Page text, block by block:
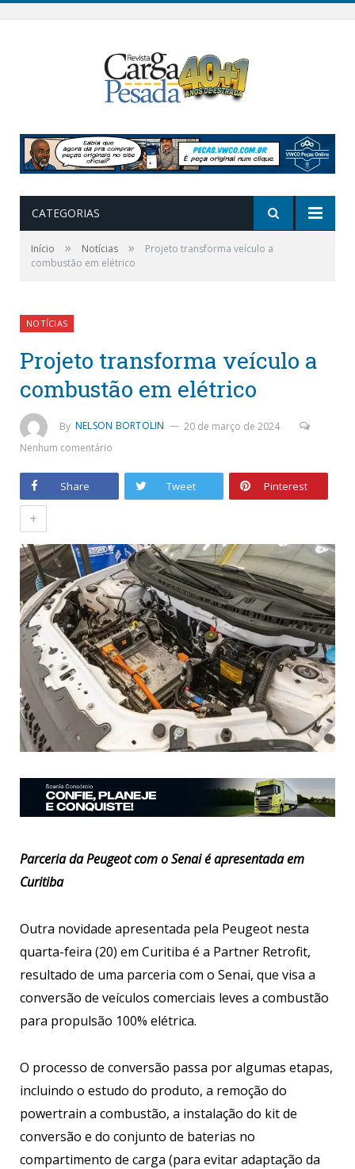
CATEGORIAS
Início » Notícias »
Projeto transforma veículo a
combustão em elétrico
NOTÍCIAS
Projeto transforma veículo a
combustão em elétrico
By NELSON BORTOLIN
20 de março de 2024
Nenhum comentário
Share Tweet Pinterest
+
Parceria da Peugeot com o Senai é apresentada em
Curitiba
Outra novidade apresentada pela Peugeot nesta
quarta-feira (20) em Curitiba é a Partner Retrofit,
resultado de uma parceria com o Senai, que visa a
conversão de veículos comerciais leves a combustão
para propulsão 100% elétrica.
O processo de conversão passa por algumas etapas,
incluindo o estudo do produto, a remoção do
powertrain a combustão, a instalação do kit de
conversão e do conjunto de baterias no
compartimento de carga (para evitar adaptação da